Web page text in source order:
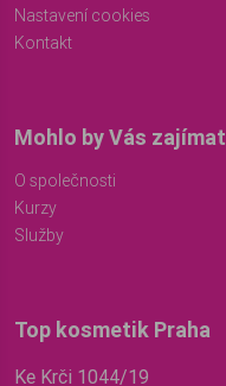
Nastavení cookies
Kontakt
Mohlo by Vás zajímat
O společnosti
Kurzy
Služby
Top kosmetik Praha
Ke Krči 1044/19